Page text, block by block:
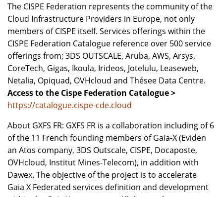
The CISPE Federation represents the community of the
Cloud Infrastructure Providers in Europe, not only
members of CISPE itself. Services offerings within the
CISPE Federation Catalogue reference over 500 service
offerings from; 3DS OUTSCALE, Aruba, AWS, Arsys,
CoreTech, Gigas, Ikoula, Irideos, Jotelulu, Leaseweb,
Netalia, Opiquad, OVHcloud and Thésee Data Centre.
Access to the Cispe Federation Catalogue >
https://catalogue.cispe-cde.cloud
About GXFS FR: GXFS FR is a collaboration including of 6
of the 11 French founding members of Gaia-X (Eviden
an Atos company, 3DS Outscale, CISPE, Docaposte,
OVHcloud, Institut Mines-Telecom), in addition with
Dawex. The objective of the project is to accelerate
Gaia X Federated services definition and development